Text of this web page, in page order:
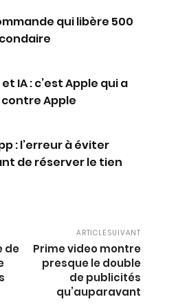
qui libère 500
IA : c’est Apple qui a
Apple
: l’erreur à éviter
de réserver le tien
de
ARTICLE SUIVANT
Prime video montre
presque le double
de publicités
qu’auparavant